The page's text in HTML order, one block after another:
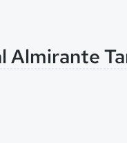
Almirante